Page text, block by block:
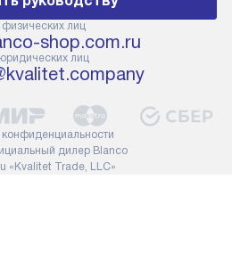
его
проем,
может
расходных
требуется
лиц
shop.com.ru
лиц
дилер Blanco
«Kvalitet Trade, LLC»
конфиденциальности